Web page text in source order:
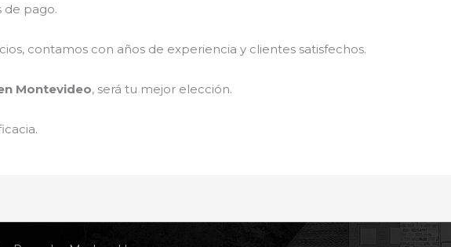
de pago.
contamos con años de experiencia y clientes satisfechos.
Montevideo, será tu mejor elección.